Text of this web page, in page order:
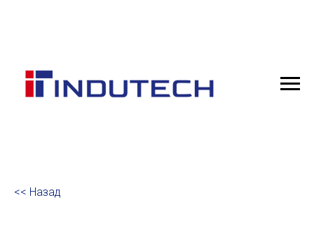
<< Назад